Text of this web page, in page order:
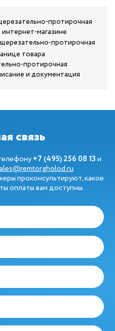
протирочная
магазине
протирочная
товара
протирочная
и документация
связь
+7 (495) 256 08 13и
.
проконсультируют, какое
оплаты вам доступны.